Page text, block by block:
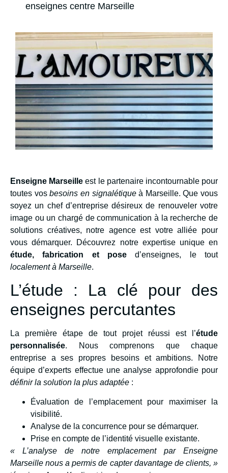
enseignes centre Marseille
Enseigne Marseille est le partenaire incontournable pour
toutes vosbesoins en signalétiqueà Marseille. Que vous
soyez un chef d’entreprise désireux de renouveler votre
image ou un chargé de communication à la recherche de
solutions créatives, notre agence est votre alliée pour
vous démarquer. Découvrez notre expertise unique en
étude, fabrication et pose d’enseignes, le tout
localement à Marseille.
L’étude : La clé pour des
enseignes percutantes
La première étape de tout projet réussi est l’étude
personnalisée. Nous comprenons que chaque
entreprise a ses propres besoins et ambitions. Notre
équipe d’experts effectue une analyse approfondie pour
définir la solution la plus adaptée :
Évaluation de l’emplacement pour maximiser la
visibilité.
Analyse de la concurrence pour se démarquer.
Prise en compte de l’identité visuelle existante.
« L’analyse de notre emplacement par Enseigne
Marseille nous a permis de capter davantage de clients, »